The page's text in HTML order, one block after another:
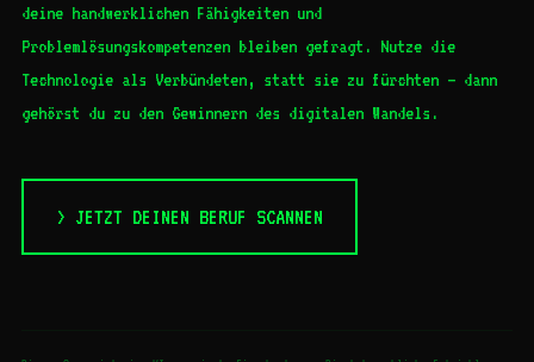
deine handwerklichen Fähigkeiten und
Problemlösungskompetenzen bleiben gefragt. Nutze die
Technologie als Verbündeten, statt sie zu fürchten – dann
gehörst du zu den Gewinnern des digitalen Wandels.
> JETZT DEINEN BERUF SCANNEN